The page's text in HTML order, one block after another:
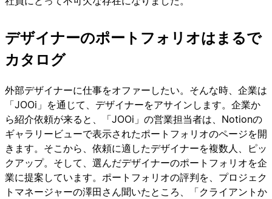
デザイナーのポートフォリオはまるで
カタログ
外部デザイナーに仕事をオファーしたい。そんな時、企業は
「JOOi」を通じて、デザイナーをアサインします。企業か
ら紹介依頼が来ると、「JOOi」の営業担当者は、Notionの
ギャラリービューで表示されたポートフォリオのページを開
きます。そこから、依頼に適したデザイナーを複数人、ピッ
クアップ。そして、選んだデザイナーのポートフォリオを企
業に提案しています。ポートフォリオの評判を、プロジェク
トマネージャーの澤田さん聞いたところ、「クライアントか